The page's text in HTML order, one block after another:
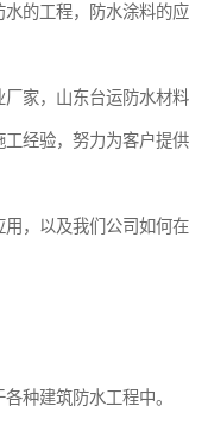
的工程，防水涂料的应
家，山东台运防水材料
经验，努力为客户提供
，以及我们公司如何在
种建筑防水工程中。